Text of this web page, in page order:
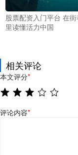
股票配资入门平台 在街
里读懂活力中国
相关评论
本文评分*
评论内容*